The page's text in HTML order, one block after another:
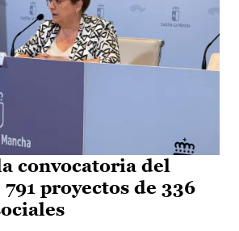
convocatoria del
proyectos de 336